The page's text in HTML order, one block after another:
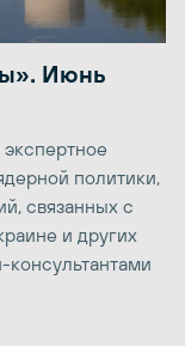
Июнь
политики,
связанных с
и других
консультантами